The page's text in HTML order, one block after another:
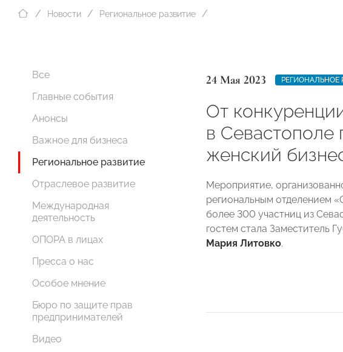
Новости Региональное развитие
Все
Главные события
Анонсы
Важное для бизнеса
Региональное развитие
Отраслевое развитие
Международная
деятельность
ОПОРА в лицах
Пресса о нас
Особое мнение
Бюро по защите прав
предпринимателей
Видео
24 Мая 2023 РЕГИОНАЛЬНОЕ
От
в Севастополе
женский
Мероприятие,
региональным
более 300 участниц из
гостем стала Заместитель
Мария Литовко.